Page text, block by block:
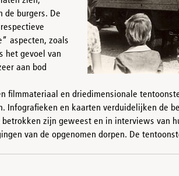
de burgers. De
aspecten, zoals
het gevoel van
aan bod
filmmateriaal en driedimensionale
Infografieken en kaarten verduidelijken de
zijn geweest en in interviews van
van de opgenomen dorpen. De